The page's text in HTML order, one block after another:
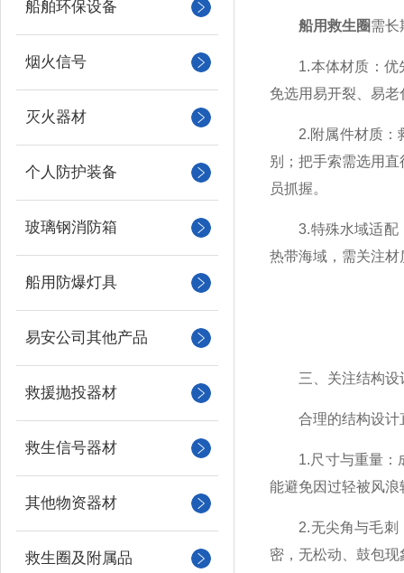
船舶环保设备
烟火信号
灭火器材
个人防护装备
玻璃钢消防箱
船用防爆灯具
易安公司其他产品
救援抛投器材
救生信号器材
其他物资器材
救生圈及附属品
船用救生圈需长
1.本体材质：优先
免选用易开裂、易
2.附属件材质：救
别；把手索需选用
员抓握。
3.特殊水域适配：
热带海域，需关注
三、关注结构设
合理的结构设计直
1.尺寸与重量：成
能避免因过轻被风
2.无尖角与毛刺：
密，无松动、鼓包现